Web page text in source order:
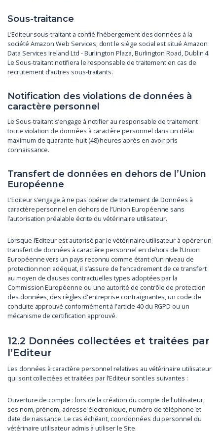
Sous-traitance
L’Editeur sous-traitant a confié l’hébergement des données à la
société Amazon Web Services, dont le siège social est situé Amazon
Data Services Ireland Ltd - Burlington Plaza, Burlington Road, Dublin 4.
Le Sous-traitant notifiera le responsable de traitement en cas de
recrutement d’autres sous-traitants.
Notification des violations de données à
caractère personnel
Le Sous-traitant s’engage à notifier au responsable de traitement
toute violation de données à caractère personnel dans un délai
maximum de quarante-huit (48) heures après en avoir pris
connaissance.
Transfert de données en dehors de l’Union
Européenne
L’Editeur s’engage à ne pas opérer de traitement de Données à
caractère personnel en dehors de l’Union Européenne sans
l’autorisation préalable écrite du vétérinaire utilisateur.
Lorsque l’Editeur est autorisé par le vétérinaire utilisateur à opérer un
transfert de données à caractère personnel en dehors de l’Union
Européenne vers un pays reconnu comme étant d’un niveau de
protection non adéquat, il s’assure de l’encadrement de ce transfert
au moyen de clauses contractuelles types adoptées par la
Commission Européenne ou une autorité de contrôle de protection
des données, des règles d'entreprise contraignantes, un code de
conduite approuvé conformément à l'article 40 du RGPD ou un
mécanisme de certification approuvé.
12.2 Données collectées et traitées par
l’Editeur
Les données à caractère personnel relatives au vétérinaire utilisateur
qui sont collectées et traitées par l’Editeur sont les suivantes :
Ouverture de compte : lors de la création du compte de l'utilisateur,
ses nom, prénom, adresse électronique, numéro de téléphone et
date de naissance. Le cas échéant, coordonnées du personnel du
vétérinaire utilisateur admis à utiliser le Site.